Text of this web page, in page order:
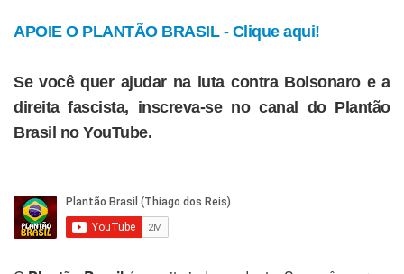
APOIE O PLANTÃO BRASIL - Clique aqui!
Se você quer ajudar na luta contra Bolsonaro e a
direita fascista, inscreva-se no canal do Plantão
Brasil no YouTube.